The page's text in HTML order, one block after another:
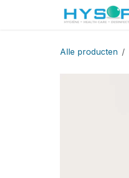
Alle producten